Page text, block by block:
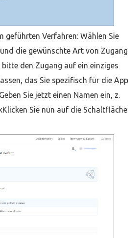
geführten Verfahren: Wählen Sie
die gewünschte Art von Zugang
bitte den Zugang auf ein einziges
das Sie spezifisch für die App
Sie jetzt einen Namen ein, z.
Sie nun auf die Schaltfläche